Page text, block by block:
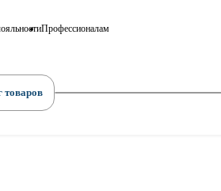
Профессионалам
товаров